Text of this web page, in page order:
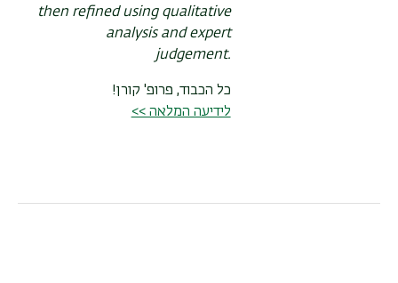
then refined using qualitative
analysis and expert
judgement.
כל הכבוד, פרופ' קורן!
לידיעה המלאה >>